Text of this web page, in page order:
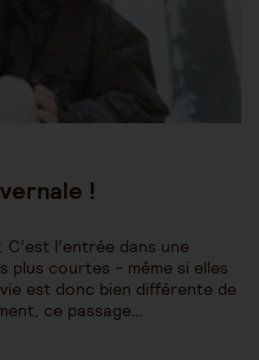
!
l’entrée dans une
plus courtes - même si elles
est donc bien différente de
ce passage…